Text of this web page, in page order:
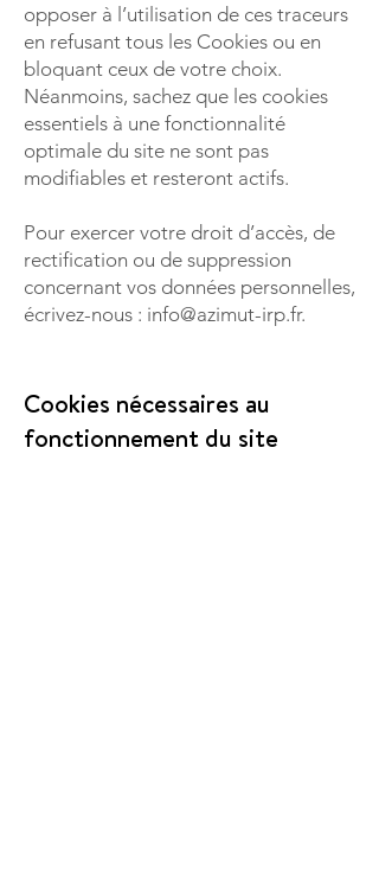
opposer à l’utilisation de ces traceurs
en refusant tous les Cookies ou en
bloquant ceux de votre choix.
Néanmoins, sachez que les cookies
essentiels à une fonctionnalité
optimale du site ne sont pas
modifiables et resteront actifs.
Pour exercer votre droit d’accès, de
rectification ou de suppression
concernant vos données personnelles,
écrivez-nous : info@azimut-irp.fr.
Cookies nécessaires au
fonctionnement du site